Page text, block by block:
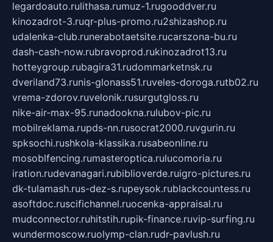
legardoauto.rulithasa.rumuz-1.rugooddver.ru
kinozadrot-3.ruqr-plus-promo.ru2shizashop.ru
udalenka-club.runerabotaetsite.rucarszona-bu.ru
dash-cash-now.rubravoprod.rukinozadrot13.ru
hotteygroup.rubagira31.rudommarketnsk.ru
dveriland73.runis-glonass51.ruveles-doroga.rutb02.ru
vrema-zdorov.ruvelonik.rusurgutgloss.ru
nike-air-max-95.runadookna.rulubov-pic.ru
mobilreklama.rupds-nn.rusocrat2000.ruvgurin.ru
spksochi.rushkola-klassika.rusabeonline.ru
mosoblfencing.rumasteroptica.rulucomoria.ru
iration.rudevanagari.rubiblioverde.ruigro-pictures.ru
dk-tulamash.rus-dez-s.rupeysok.rublackcountess.ru
asoftdoc.ruscifichannel.ruocenka-appraisal.ru
mudconnector.ruhitstih.rupik-finance.ruvip-surfing.ru
wundermoscow.ruolymp-clan.rudr-pavlush.ru